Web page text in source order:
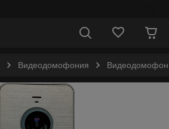
Видеодомофония